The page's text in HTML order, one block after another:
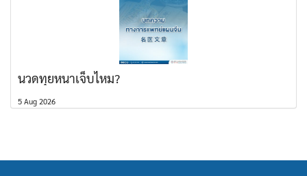
นวดทุยหนาเจ็บไหม?
5 Aug 2026